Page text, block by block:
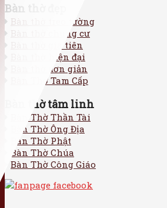
Bàn thờ đẹp
Bàn thờ treo tường
Bàn thờ chung cư
Bàn thờ gia tiên
Bàn thờ hiện đại
Bàn thờ đơn giản
Bàn Thờ Tam Cấp
Bàn thờ tâm linh
Bàn Thờ Thần Tài
Bàn Thờ Ông Địa
Bàn Thờ Phật
Bàn Thờ Chúa
Bàn Thờ Công Giáo